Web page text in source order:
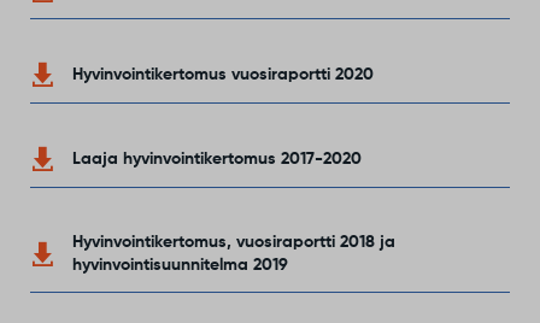
Hyvinvointikertomus vuosiraportti 2020
Laaja hyvinvointikertomus 2017-2020
Hyvinvointikertomus, vuosiraportti 2018 ja
hyvinvointisuunnitelma 2019